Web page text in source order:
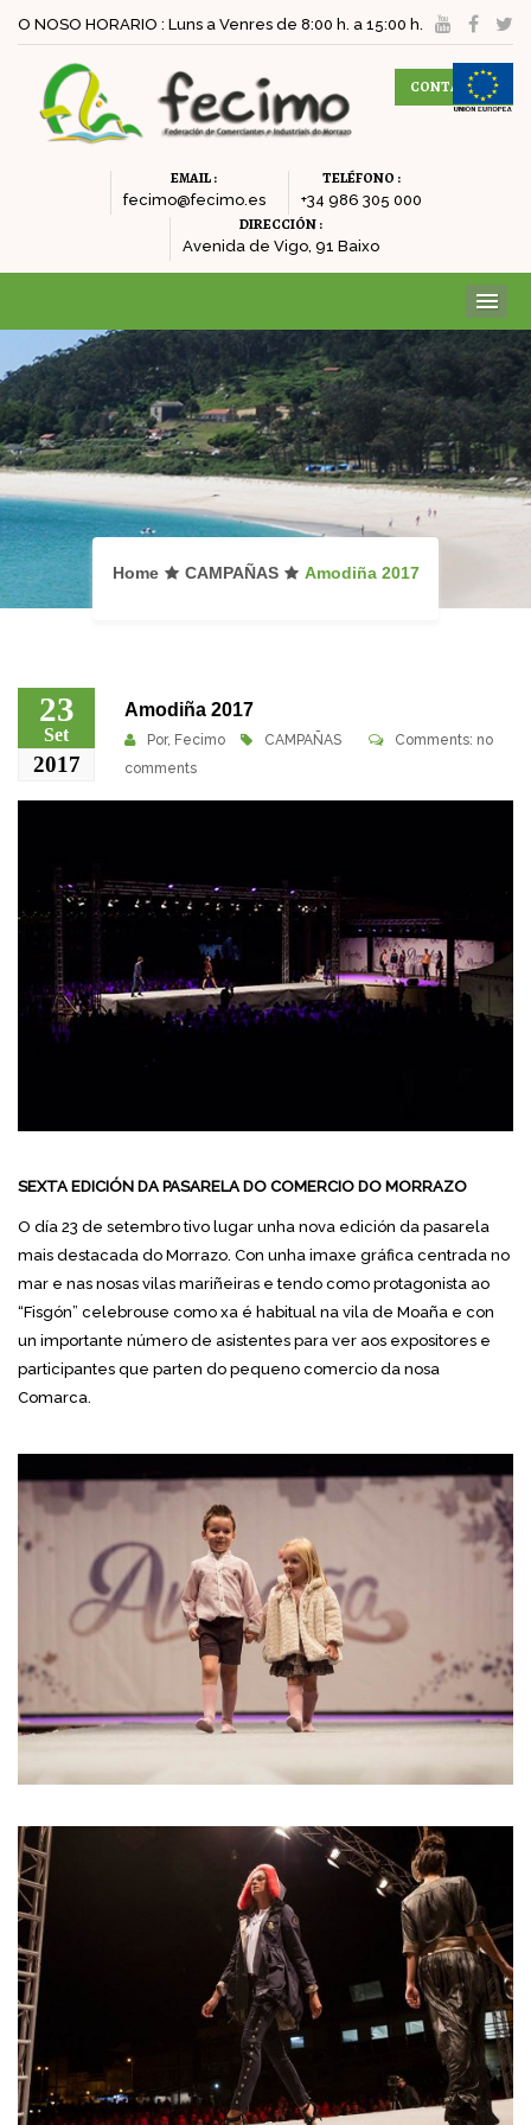
O NOSO HORARIO : Luns a Venres de 8:00 h. a 15:00 h.
CONTACTAR
EMAIL :
fecimo@fecimo.es
TELÉFONO :
+34 986 305 000
DIRECCIÓN :
Avenida de Vigo, 91 Baixo
Home CAMPAÑAS Amodiña 2017
23
Set
2017
Amodiña 2017
Por, Fecimo CAMPAÑAS
Comments: no
comments
SEXTA EDICIÓN DA PASARELA DO COMERCIO DO MORRAZO
O día 23 de setembro tivo lugar unha nova edición da pasarela
mais destacada do Morrazo. Con unha imaxe gráfica centrada no
mar e nas nosas vilas mariñeiras e tendo como protagonista ao
“Fisgón” celebrouse como xa é habitual na vila de Moaña e con
un importante número de asistentes para ver aos expositores e
participantes que parten do pequeno comercio da nosa
Comarca.